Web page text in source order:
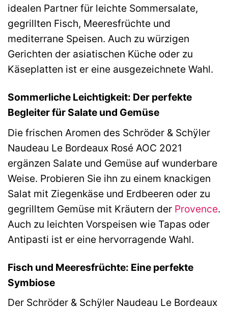
idealen Partner für leichte Sommersalate,
gegrillten Fisch, Meeresfrüchte und
mediterrane Speisen. Auch zu würzigen
Gerichten der asiatischen Küche oder zu
Käseplatten ist er eine ausgezeichnete Wahl.
Sommerliche Leichtigkeit: Der perfekte
Begleiter für Salate und Gemüse
Die frischen Aromen des Schröder & Schÿler
Naudeau Le Bordeaux Rosé AOC 2021
ergänzen Salate und Gemüse auf wunderbare
Weise. Probieren Sie ihn zu einem knackigen
Salat mit Ziegenkäse und Erdbeeren oder zu
gegrilltem Gemüse mit Kräutern der Provence.
Auch zu leichten Vorspeisen wie Tapas oder
Antipasti ist er eine hervorragende Wahl.
Fisch und Meeresfrüchte: Eine perfekte
Symbiose
Der Schröder & Schÿler Naudeau Le Bordeaux